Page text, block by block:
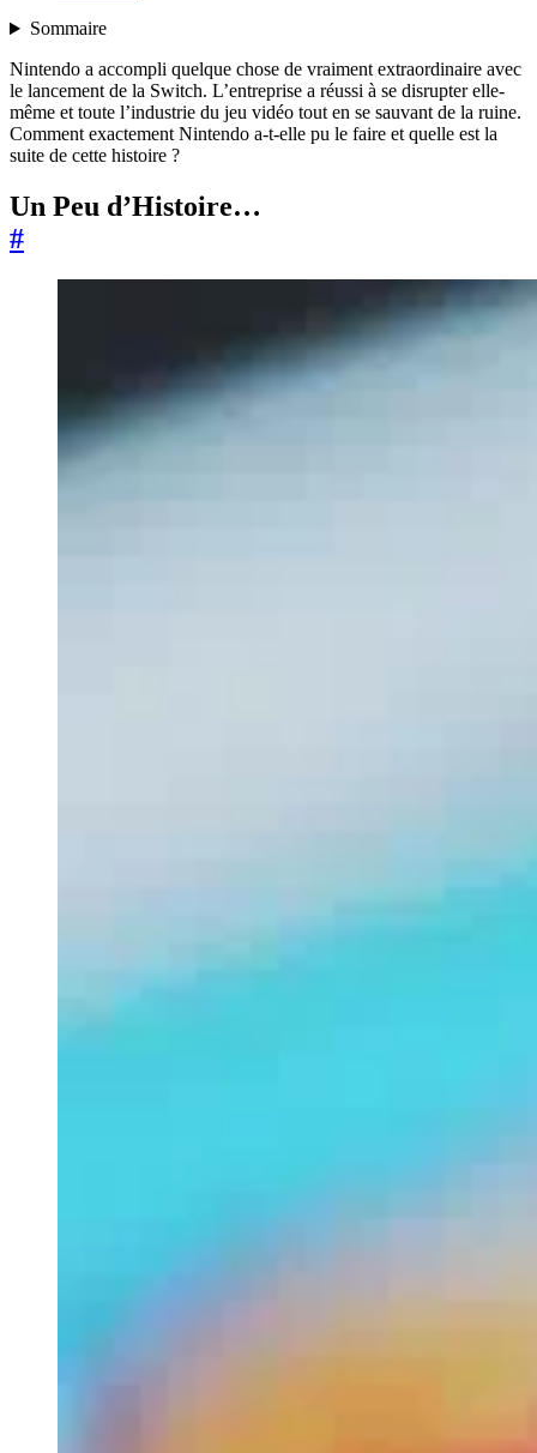
Sommaire
Nintendo a accompli quelque chose de vraiment extraordinaire avec
le lancement de la Switch. L’entreprise a réussi à se disrupter elle-
même et toute l’industrie du jeu vidéo tout en se sauvant de la ruine.
Comment exactement Nintendo a-t-elle pu le faire et quelle est la
suite de cette histoire ?
Un Peu d’Histoire…
#